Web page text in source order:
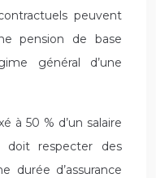
peuvent
pension de base
général d’une
à 50 % d’un salaire
doit respecter des
durée d’assurance